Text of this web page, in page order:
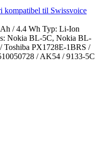
kompatibel til Swissvoice
/ 4.4 Wh Typ: Li-Ion
Nokia BL-5C, Nokia BL-
PX1728E-1BRS /
/ AK54 / 9133-5C